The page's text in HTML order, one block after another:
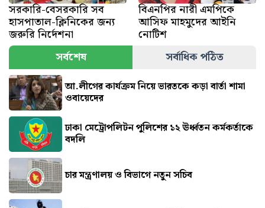
সরকারি-বেসরকারি সব
হাসপাতাল-ক্লিনিকের জন্য
জরুরি নির্দেশনা
বিএনপির নারী এমপিকে
আসিফ মাহমুদের আইনি
নোটিশ
সর্বশেষ
সর্বাধিক পঠিত
আ.লীগের কার্যক্রম নিয়ে ভারতকে কড়া বার্তা শামা
ওবায়েদের
ঢাকা মেট্রোপলিটন পুলিশের ১২ ঊর্ধ্বতন কর্মকর্তাকে
বদলি
চার মন্ত্রণালয় ও বিভাগে নতুন সচিব